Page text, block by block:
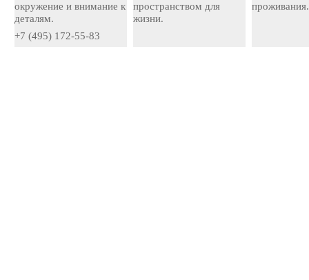
окружение и внимание к
деталям.
+7 (495) 172-55-83
пространством для
жизни.
проживания.